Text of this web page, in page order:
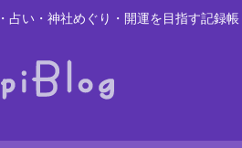
占い・神社めぐり・開運を目指す記録帳